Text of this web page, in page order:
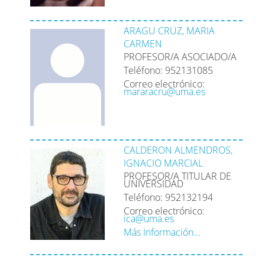
ARAGU CRUZ, MARIA
CARMEN
PROFESOR/A ASOCIADO/A
Teléfono: 952131085
Correo electrónico:
mararacru@uma.es
CALDERON ALMENDROS,
IGNACIO MARCIAL
PROFESOR/A TITULAR DE
UNIVERSIDAD
Teléfono: 952132194
Correo electrónico:
ica@uma.es
Más Información...